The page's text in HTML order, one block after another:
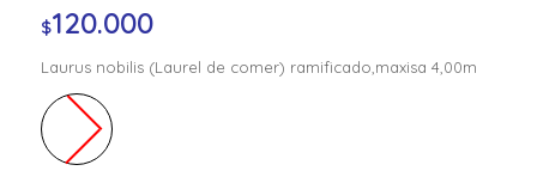
$120.000
Laurus nobilis (Laurel de comer) ramificado,maxisa 4,00m